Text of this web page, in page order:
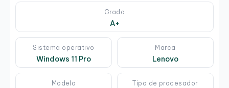
Grado
A+
Sistema operativo
Windows 11 Pro
Marca
Lenovo
Modelo Tipo de procesador